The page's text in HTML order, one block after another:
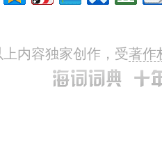
)摇摆(尾巴)...
dart
上内容独家创作，受著作